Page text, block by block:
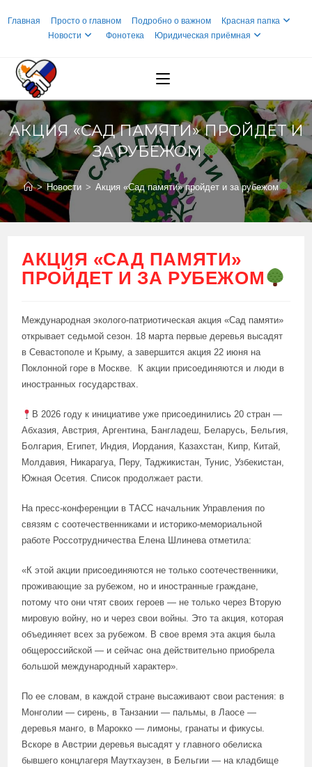
Главная Просто о главном Подробно о важном
Красная папка
Новости
Фонотека Юридическая приёмная
АКЦИЯ «САД ПАМЯТИ» ПРОЙДЕТ И
ЗА РУБЕЖОМ
> Новости > Акция «Сад памяти» пройдет и за рубежом
АКЦИЯ «САД ПАМЯТИ»
ПРОЙДЕТ И ЗА РУБЕЖОМ
Международная эколого-патриотическая акция «Сад памяти»
открывает седьмой сезон. 18 марта первые деревья высадят
в Севастополе и Крыму, а завершится акция 22 июня на
Поклонной горе в Москве. К акции присоединяются и люди в
иностранных государствах.
В 2026 году к инициативе уже присоединились 20 стран —
Абхазия, Австрия, Аргентина, Бангладеш, Беларусь, Бельгия,
Болгария, Египет, Индия, Иордания, Казахстан, Кипр, Китай,
Молдавия, Никарагуа, Перу, Таджикистан, Тунис, Узбекистан,
Южная Осетия. Список продолжает расти.
На пресс-конференции в ТАСС начальник Управления по
связям с соотечественниками и историко-мемориальной
работе Россотрудничества Елена Шлинева отметила:
«К этой акции присоединяются не только соотечественники,
проживающие за рубежом, но и иностранные граждане,
потому что они чтят своих героев — не только через Вторую
мировую войну, но и через свои войны. Это та акция, которая
объединяет всех за рубежом. В свое время эта акция была
общероссийской — и сейчас она действительно приобрела
большой международный характер».
По ее словам, в каждой стране высаживают свои растения: в
Монголии — сирень, в Танзании — пальмы, в Лаосе —
деревья манго, в Марокко — лимоны, гранаты и фикусы.
Вскоре в Австрии деревья высадят у главного обелиска
бывшего концлагеря Маутхаузен, в Бельгии — на кладбище